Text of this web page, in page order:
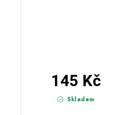
Skladem
145 Kč